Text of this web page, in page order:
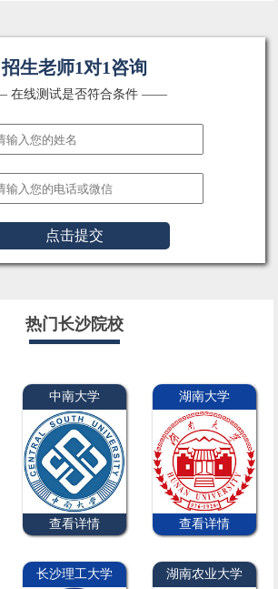
招生老师1对1咨询
线测试是否符合条件 ——
点击提交
热门长沙院校
中南大学
查看详情
湖南大学
查看详情
长沙理工大学 湖南农业大学